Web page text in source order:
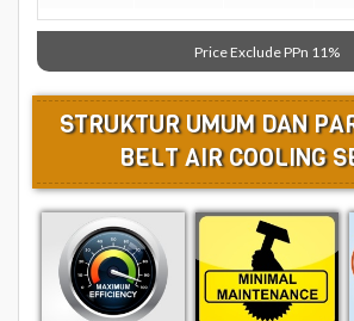
Price Exclude PPn 11%
STRUKTUR UMUM DAN
BELT AIR COOLING